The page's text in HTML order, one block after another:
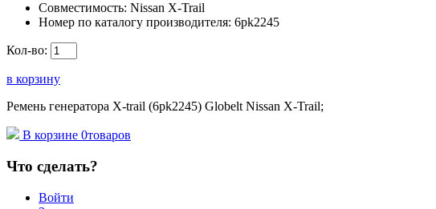
Совместимость: Nissan X-Trail
Номер по каталогу производителя: 6pk2245
Кол-во:
в корзину
Ремень генератора X-trail (6pk2245) Globelt Nissan X-Trail;
В корзине 0товаров
Что сделать?
Войти